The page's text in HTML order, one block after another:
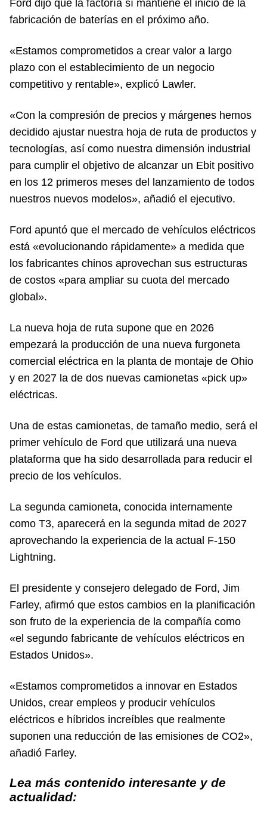
Ford dijo que la factoría sí mantiene el inicio de la
fabricación de baterías en el próximo año.
«Estamos comprometidos a crear valor a largo
plazo con el establecimiento de un negocio
competitivo y rentable», explicó Lawler.
«Con la compresión de precios y márgenes hemos
decidido ajustar nuestra hoja de ruta de productos y
tecnologías, así como nuestra dimensión industrial
para cumplir el objetivo de alcanzar un Ebit positivo
en los 12 primeros meses del lanzamiento de todos
nuestros nuevos modelos», añadió el ejecutivo.
Ford apuntó que el mercado de vehículos eléctricos
está «evolucionando rápidamente» a medida que
los fabricantes chinos aprovechan sus estructuras
de costos «para ampliar su cuota del mercado
global».
La nueva hoja de ruta supone que en 2026
empezará la producción de una nueva furgoneta
comercial eléctrica en la planta de montaje de Ohio
y en 2027 la de dos nuevas camionetas «pick up»
eléctricas.
Una de estas camionetas, de tamaño medio, será el
primer vehículo de Ford que utilizará una nueva
plataforma que ha sido desarrollada para reducir el
precio de los vehículos.
La segunda camioneta, conocida internamente
como T3, aparecerá en la segunda mitad de 2027
aprovechando la experiencia de la actual F-150
Lightning.
El presidente y consejero delegado de Ford, Jim
Farley, afirmó que estos cambios en la planificación
son fruto de la experiencia de la compañía como
«el segundo fabricante de vehículos eléctricos en
Estados Unidos».
«Estamos comprometidos a innovar en Estados
Unidos, crear empleos y producir vehículos
eléctricos e híbridos increíbles que realmente
suponen una reducción de las emisiones de CO2»,
añadió Farley.
Lea más contenido interesante y de
actualidad: